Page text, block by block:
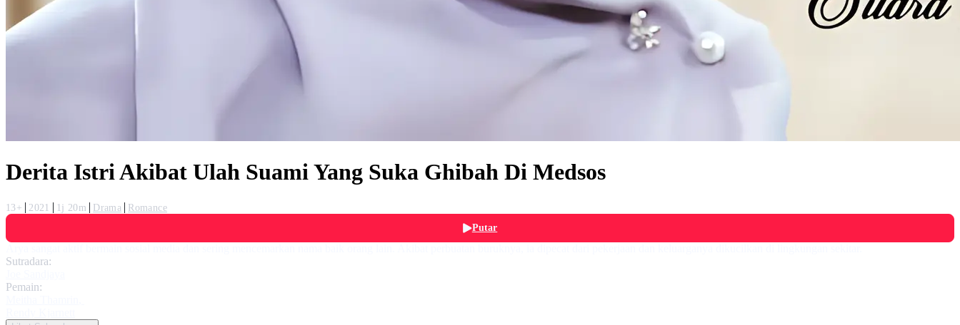
Derita Istri Akibat Ulah Suami Yang Suka Ghibah Di Medsos
13+ 2021 1j 20m Drama
Romance
Putar
Sutradara:
Pemain: